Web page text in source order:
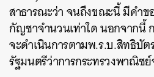
สาธารณะว่า จนถึงขณะนี้ มีคำ
กัญชาจำนวนเท่าใด นอกจากนี้
จะดำเนินการตามพ.ร.บ.สิทธิบัต
รัฐมนตรีว่าการกระทรวงพาณิช